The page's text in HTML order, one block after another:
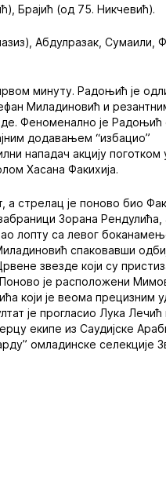
Брајић (од 75. Никчевић).
Абдулразак, Сумаили,
минуту. Радоњић је
Миладиновић и
Феноменално је Радоњић
додавањем “избацио”
нападач акцију
Хасана Факихија.
а стрелац је поново био
Зорана Рендулића,
лопту са левог
спаковавши
звезде који су
је расположени
који је веома прецизним
је прогласио Лука Лечић
екипе из Саудијске
омладинске селекције